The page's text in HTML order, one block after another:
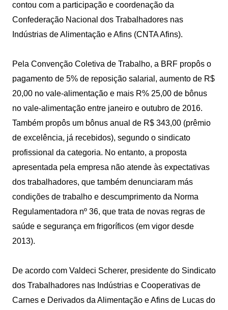
contou com a participação e coordenação da
Confederação Nacional dos Trabalhadores nas
Indústrias de Alimentação e Afins (CNTA Afins).
Pela Convenção Coletiva de Trabalho, a BRF propôs o
pagamento de 5% de reposição salarial, aumento de R$
20,00 no vale-alimentação e mais R% 25,00 de bônus
no vale-alimentação entre janeiro e outubro de 2016.
Também propôs um bônus anual de R$ 343,00 (prêmio
de excelência, já recebidos), segundo o sindicato
profissional da categoria. No entanto, a proposta
apresentada pela empresa não atende às expectativas
dos trabalhadores, que também denunciaram más
condições de trabalho e descumprimento da Norma
Regulamentadora nº 36, que trata de novas regras de
saúde e segurança em frigoríficos (em vigor desde
2013).
De acordo com Valdeci Scherer, presidente do Sindicato
dos Trabalhadores nas Indústrias e Cooperativas de
Carnes e Derivados da Alimentação e Afins de Lucas do